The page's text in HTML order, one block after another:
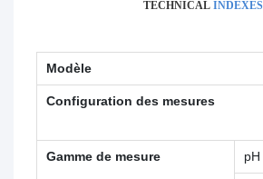
TECHNICAL INDEXES
Modèle
Configuration des mesures
Gamme de mesure pH